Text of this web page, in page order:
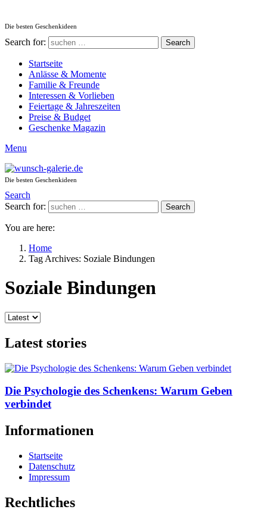
Die besten Geschenkideen
Search for: Search
Startseite
Anlässe & Momente
Familie & Freunde
Interessen & Vorlieben
Feiertage & Jahreszeiten
Preise & Budget
Geschenke Magazin
Menu
Die besten Geschenkideen
Search
Search for:
Search
You are here:
Home
Tag Archives: Soziale Bindungen
Soziale Bindungen
Latest stories
Die Psychologie des Schenkens: Warum Geben
verbindet
Informationen
Startseite
Datenschutz
Impressum
Rechtliches